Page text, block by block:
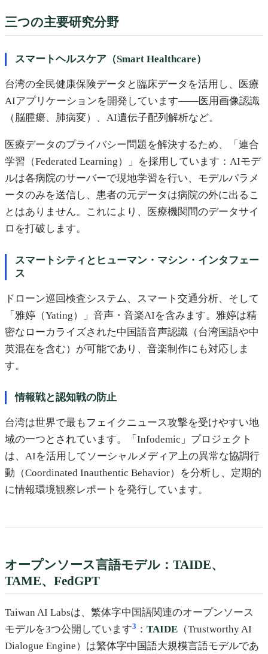
三つの主要研究分野
スマートヘルスケア（Smart Healthcare）
台湾の全民健康保険データと臨床データを活用し、医療
AIアプリケーションを開発しています——医用画像認識
（脳腫瘍、肺病変）、AI遺伝子配列解析など。
医療データのプライバシー問題を解決するため、「連合
学習（Federated Learning）」を採用しています：AIモデ
ルは各病院のサーバーで現地学習を行い、モデルパラメ
ータのみを送信し、患者の元データは病院の外に出るこ
とはありません。これにより、医療機関間のデータサイ
ロを打破します。
スマートシティとヒューマン・マシン・インタフェー
ス
ドローン巡回検査システム、スマート交通分析、そして
「雅婷（Yating）」音声・音楽AIを含みます。雅婷は精
密なローカライズされた中国語音声認識（台湾国語や中
英混在を含む）が可能であり、音楽制作にも対応しま
す。
情報戦と認知戦の防止
台湾は世界で最もフェイクニュース攻撃を受けやすい地
域の一つとされています。「Infodemic」プロジェクト
は、AIを活用してソーシャルメディア上の異常な協調行
動（Coordinated Inauthentic Behavior）を分析し、定期的
に情報環境観察レポートを発行しています。
オープンソース言語モデル：TAIDE、
TAME、FedGPT
Taiwan AI Labsは、繁体字中国語関連のオープンソース
モデルを3つ公開しています3 ： TAIDE （Trustworthy AI
Dialogue Engine）は繁体字中国語大規模言語モデルであ